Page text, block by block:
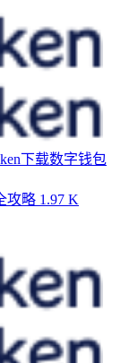
下载数字钱包
攻略 1.97 K